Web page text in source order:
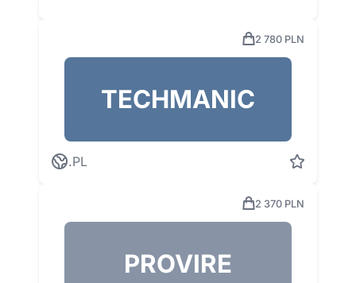
2 780 PLN
TECHMANIC
.PL
2 370 PLN
PROVIRE